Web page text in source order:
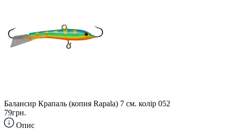
Балансир Крапаль (копия Rapala) 7 см. колір 052
79грн.
Опис